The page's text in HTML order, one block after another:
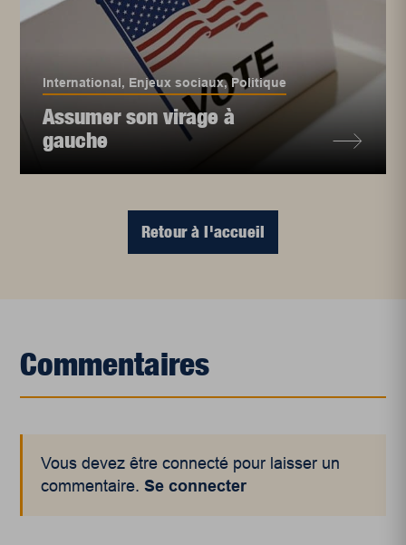
International, Enjeux sociaux, Politique
Assumer son virage à
gauche
Retour à l'accueil
Commentaires
Vous devez être connecté pour laisser un
commentaire.Se connecter